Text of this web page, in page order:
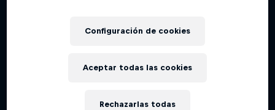
Configuración de cookies
Rechazarlas todas
Aceptar todas las cookies